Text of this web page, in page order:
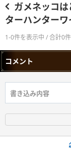
ガメネッコ
ターハンターワ
1-0件を表示中 / 合計0件
コメント